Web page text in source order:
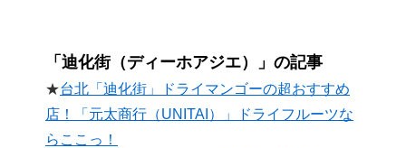
「迪化街（ディーホアジエ）」の記事
★台北「迪化街」ドライマンゴーの超おすすめ
店！「元太商行（UNITAI）」ドライフルーツな
らここっ！